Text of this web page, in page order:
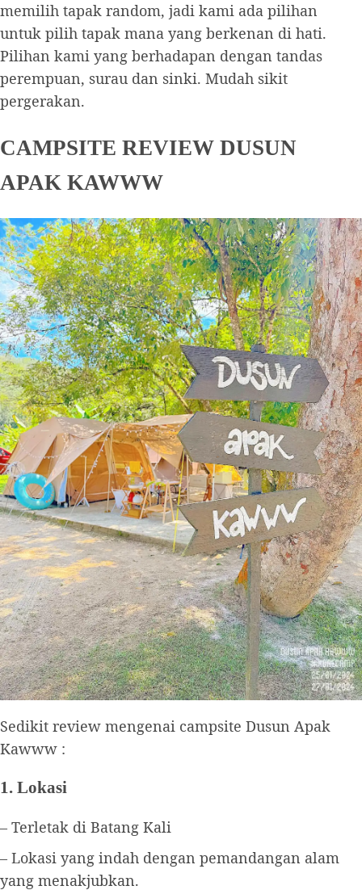
memilih tapak random, jadi kami ada pilihan
untuk pilih tapak mana yang berkenan di hati.
Pilihan kami yang berhadapan dengan tandas
perempuan, surau dan sinki. Mudah sikit
pergerakan.
CAMPSITE REVIEW DUSUN
APAK KAWWW
Sedikit review mengenai campsite Dusun Apak
Kawww :
1. Lokasi
– Terletak di Batang Kali
– Lokasi yang indah dengan pemandangan alam
yang menakjubkan.